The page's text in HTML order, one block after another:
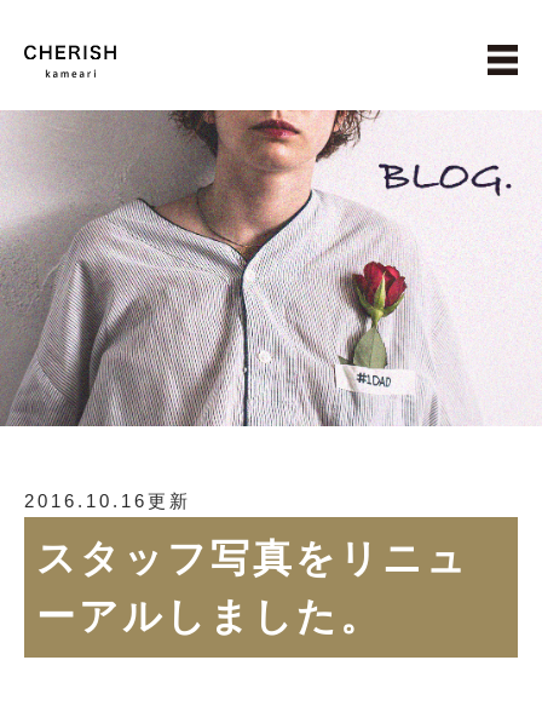
2016.10.16更新
スタッフ写真をリニュ
ーアルしました。